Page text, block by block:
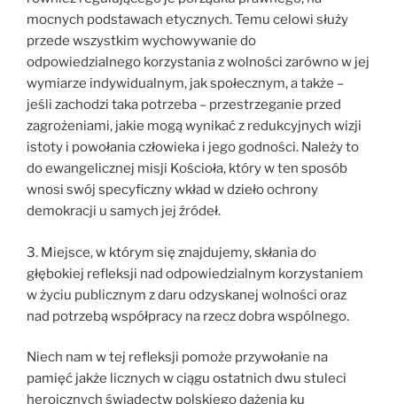
mocnych podstawach etycznych. Temu celowi służy
przede wszystkim wychowywanie do
odpowiedzialnego korzystania z wolności zarówno w jej
wymiarze indywidualnym, jak społecznym, a także –
jeśli zachodzi taka potrzeba – przestrzeganie przed
zagrożeniami, jakie mogą wynikać z redukcyjnych wizji
istoty i powołania człowieka i jego godności. Należy to
do ewangelicznej misji Kościoła, który w ten sposób
wnosi swój specyficzny wkład w dzieło ochrony
demokracji u samych jej źródeł.
3. Miejsce, w którym się znajdujemy, skłania do
głębokiej refleksji nad odpowiedzialnym korzystaniem
w życiu publicznym z daru odzyskanej wolności oraz
nad potrzebą współpracy na rzecz dobra wspólnego.
Niech nam w tej refleksji pomoże przywołanie na
pamięć jakże licznych w ciągu ostatnich dwu stuleci
heroicznych świadectw polskiego dążenia ku